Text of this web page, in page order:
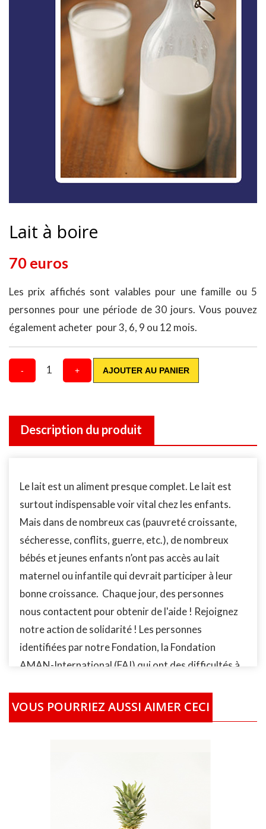
Lait à boire
70 euros
Les prix affichés sont valables pour une famille ou 5
personnes pour une période de 30 jours. Vous pouvez
également acheter pour 3, 6, 9 ou 12 mois.
- 1 + AJOUTER AU PANIER
Description du produit
Le lait est un aliment presque complet. Le lait est
surtout indispensable voir vital chez les enfants.
Mais dans de nombreux cas (pauvreté croissante,
sécheresse, conflits, guerre, etc.), de nombreux
bébés et jeunes enfants n’ont pas accès au lait
maternel ou infantile qui devrait participer à leur
bonne croissance. Chaque jour, des personnes
nous contactent pour obtenir de l'aide ! Rejoignez
notre action de solidarité ! Les personnes
identifiées par notre Fondation, la Fondation
AMAN-International (FAI) qui ont des difficultés à
partout dans le monde, en nature ou sous forme de
bon ou de bourse. La photo pour l’‘illustration de ce
sur la photo. Les prix indiqués sont des prix moyens
qui varient selon les prix du marché et les régions
ou pays. D’autres frais annexes sont aussi inclus
VOUS POURRIEZ AUSSI AIMER CECI